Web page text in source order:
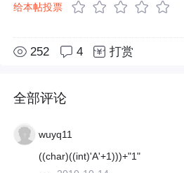
给本帖投票
252 4 打赏
全部评论
wuyq11
((char)((int)'A'+1)))+"1"